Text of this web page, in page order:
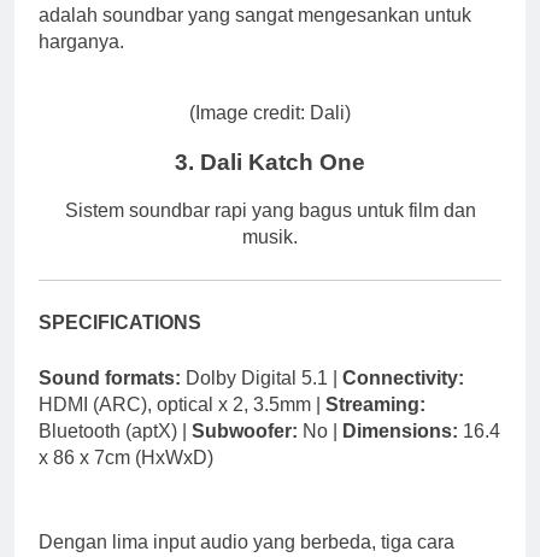
adalah soundbar yang sangat mengesankan untuk
harganya.
(Image credit: Dali)
3. Dali Katch One
Sistem soundbar rapi yang bagus untuk film dan
musik.
SPECIFICATIONS
Sound formats: Dolby Digital 5.1 | Connectivity:
HDMI (ARC), optical x 2, 3.5mm | Streaming:
Bluetooth (aptX) | Subwoofer: No | Dimensions: 16.4
x 86 x 7cm (HxWxD)
Dengan lima input audio yang berbeda, tiga cara